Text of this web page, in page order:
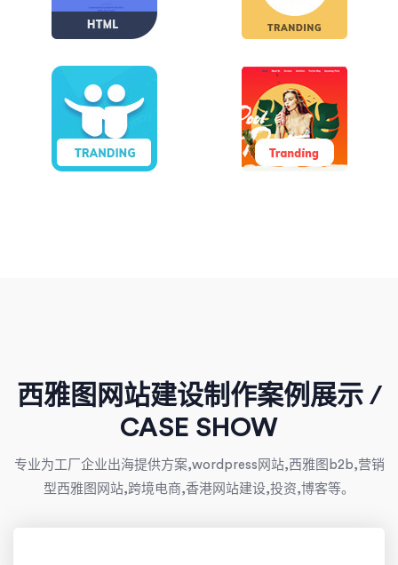
西雅图网站建设制作案例展示 /
CASE SHOW
专业为工厂企业出海提供方案,wordpress网站,西雅图b2b,营销
型西雅图网站,跨境电商,香港网站建设,投资,博客等。